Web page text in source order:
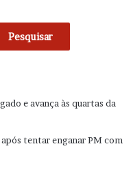
Pesquisar
e avança às quartas da
tentar enganar PM com